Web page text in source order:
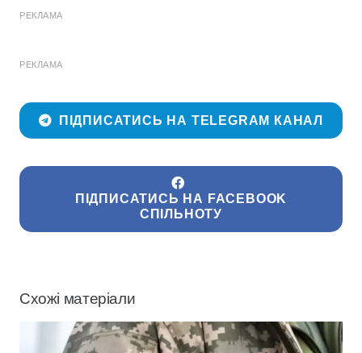
РЕКЛАМА
РЕКЛАМА
ПІДПИСАТИСЬ НА TELEGRAM КАНАЛ
ПІДПИСАТИСЬ НА FACEBOOK
СПІЛЬНОТУ
Схожі матеріали